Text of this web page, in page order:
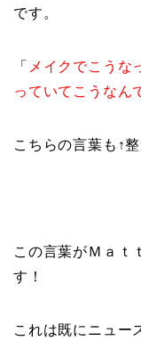
です。
「
メイクでこうな
っていてこうなん
こちらの言葉も↑
この言葉がＭａｔ
す！
これは既にニュー